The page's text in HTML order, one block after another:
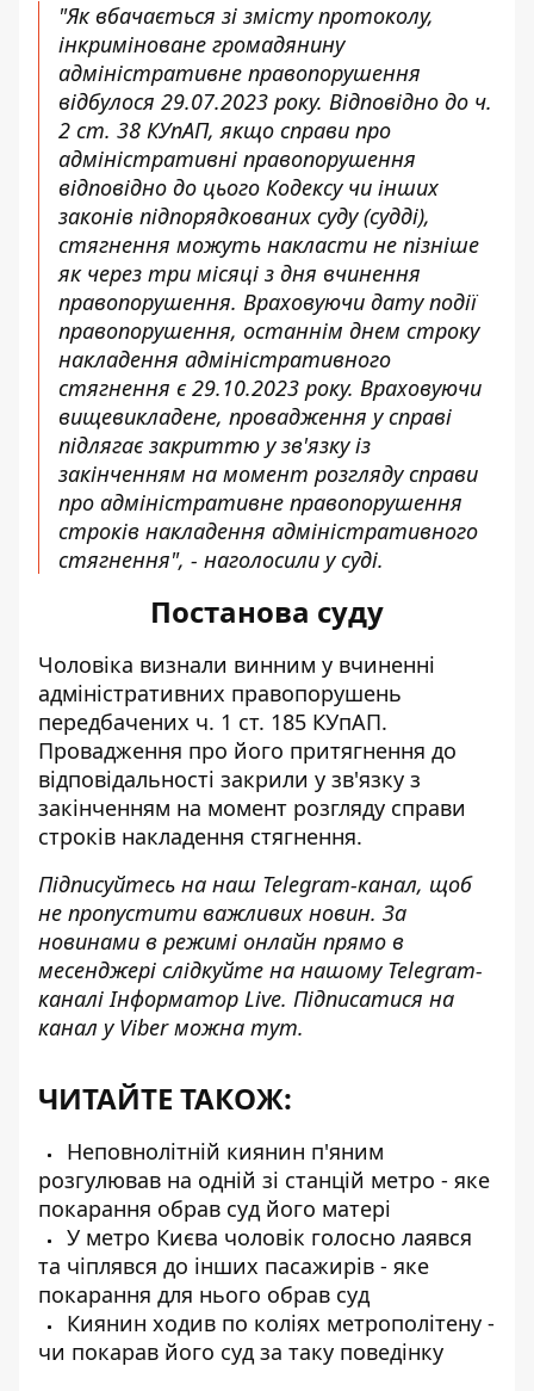
"Як вбачається зі змісту протоколу,
інкриміноване громадянину
адміністративне правопорушення
відбулося 29.07.2023 року. Відповідно до ч.
2 ст. 38 КУпАП, якщо справи про
адміністративні правопорушення
відповідно до цього Кодексу чи інших
законів підпорядкованих суду (судді),
стягнення можуть накласти не пізніше
як через три місяці з дня вчинення
правопорушення. Враховуючи дату події
правопорушення, останнім днем строку
накладення адміністративного
стягнення є 29.10.2023 року. Враховуючи
вищевикладене, провадження у справі
підлягає закриттю у зв'язку із
закінченням на момент розгляду справи
про адміністративне правопорушення
строків накладення адміністративного
стягнення", - наголосили у суді.
Постанова суду
Чоловіка визнали винним у вчиненні
адміністративних правопорушень
передбачених ч. 1 ст. 185 КУпАП.
Провадження про його притягнення до
відповідальності закрили у зв'язку з
закінченням на момент розгляду справи
строків накладення стягнення.
Підписуйтесь на наш Telegram-канал, щоб
не пропустити важливих новин. За
новинами в режимі онлайн прямо в
месенджері слідкуйте на нашому Telegram-
каналіІнформатор Live. Підписатися на
канал у Viber можна тут.
ЧИТАЙТЕ ТАКОЖ:
Неповнолітній киянин п'яним
розгулював на одній зі станцій метро - яке
покарання обрав суд його матері
У метро Києва чоловік голосно лаявся
та чіплявся до інших пасажирів - яке
покарання для нього обрав суд
Киянин ходив по коліях метрополітену -
чи покарав його суд за таку поведінку